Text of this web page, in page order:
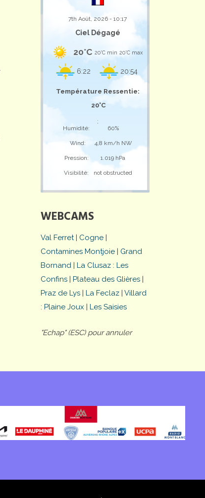
7th Août, 2026 - 10:17
Ciel Dégagé
20°C 20°C min 20°C max
6:22 20:54
Température Ressentie:
20°C
;
Humidité:
60%
Wind: 4,8 km/h NW
Pression: 1.019 hPa
Visibilité: not obstructed
WEBCAMS
Val Ferret| Cogne |
Contamines Montjoie | Grand
Bornand | La Clusaz : Les
Confins | Plateau des Glières |
Praz de Lys | La Feclaz | Villard
: Plaine Joux | Les Saisies
"Echap" (ESC) pour annuler